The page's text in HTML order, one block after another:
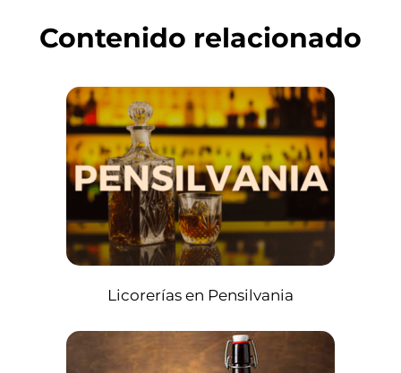
Contenido relacionado
Licorerías en Pensilvania